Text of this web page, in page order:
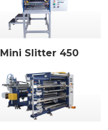
Mini Slitter 450